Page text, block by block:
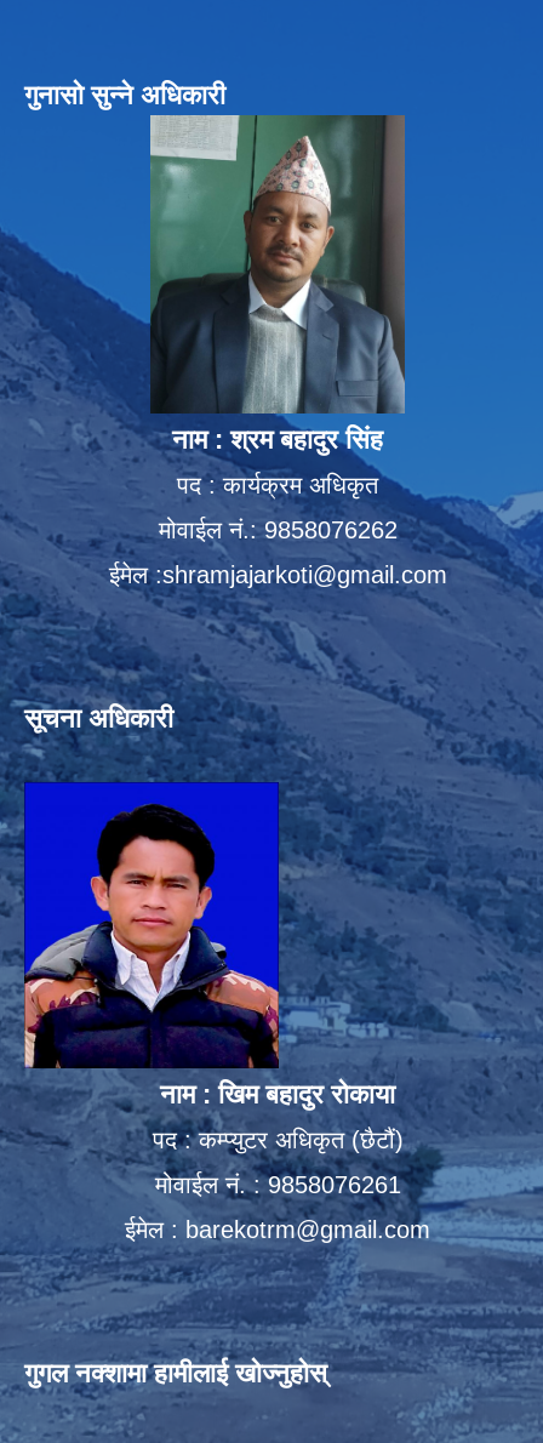
गुनासो सुन्ने अधिकारी
नाम : श्रम बहादुर सिंह
पद : कार्यक्रम अधिकृत
मोवाईल नं.: 9858076262
ईमेल :shramjajarkoti@gmail.com
सूचना अधिकारी
नाम : खिम बहादुर रोकाया
पद : कम्प्युटर अधिकृत (छैटौं)
मोवाईल नं. : 9858076261
ईमेल : barekotrm@gmail.com
गुगल नक्शामा हामीलाई खोज्नुहोस्